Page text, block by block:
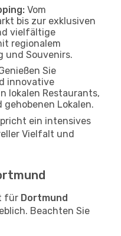
Vom
bis zur exklusiven
vielfältige
regionalem
und Souvenirs.
Sie
innovative
lokalen Restaurants,
Lokalen.
ein intensives
Vielfalt und
für Dortmund
Beachten Sie